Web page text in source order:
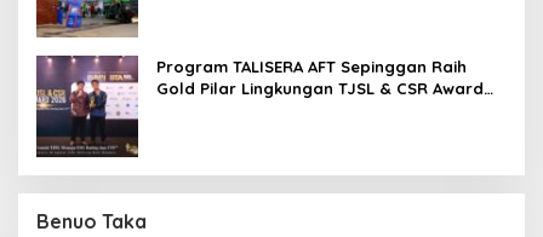
Program TALISERA AFT Sepinggan Raih
Gold Pilar Lingkungan TJSL & CSR Award
Benuo Taka